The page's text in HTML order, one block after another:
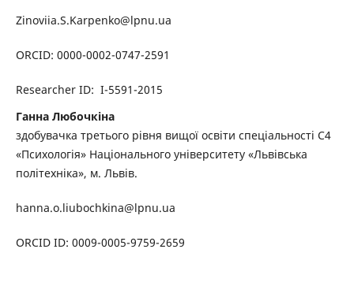
Zinoviia.S.Karpenko@lpnu.ua
ORCID: 0000-0002-0747-2591
Researcher ID: I-5591-2015
Ганна Любочкіна
здобувачка третього рівня вищої освіти спеціальності С4
«Психологія» Національного університету «Львівська
політехніка», м. Львів.
hanna.o.liubochkina@lpnu.ua
ORCID ID: 0009-0005-9759-2659